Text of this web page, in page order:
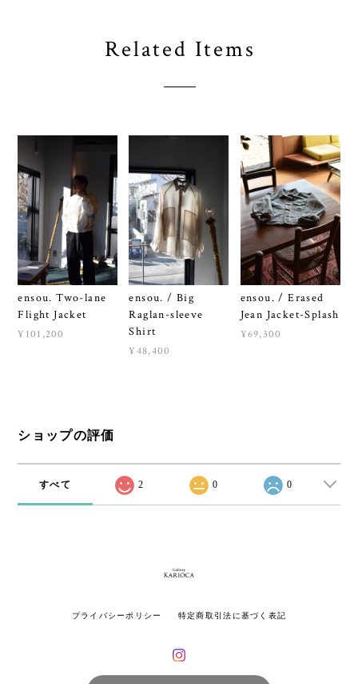
Related Items
ensou. Two-lane
Flight Jacket
¥101,200
ensou. / Big
Raglan-sleeve
Shirt
¥48,400
ensou. / Erased
Jean Jacket-Splash
¥69,300
ショップの評価
すべて 2 0 0
プライバシーポリシー 特定商取引法に基づく表記